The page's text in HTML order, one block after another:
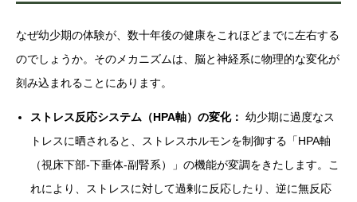
なぜ幼少期の体験が、数十年後の健康をこれほどまでに左右する
のでしょうか。そのメカニズムは、脳と神経系に物理的な変化が
刻み込まれることにあります。
ストレス反応システム（HPA軸）の変化： 幼少期に過度なス
トレスに晒されると、ストレスホルモンを制御する「HPA軸
（視床下部-下垂体-副腎系）」の機能が変調をきたします。こ
れにより、ストレスに対して過剰に反応したり、逆に無反応